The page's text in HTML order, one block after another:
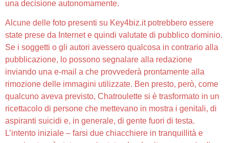
una decisione autonomamente.
Alcune delle foto presenti su Key4biz.it potrebbero essere
state prese da Internet e quindi valutate di pubblico dominio.
Se i soggetti o gli autori avessero qualcosa in contrario alla
pubblicazione, lo possono segnalare alla redazione
inviando una e-mail a che provvederà prontamente alla
rimozione delle immagini utilizzate. Ben presto, però, come
qualcuno aveva previsto, Chatroulette si è trasformato in un
ricettacolo di persone che mettevano in mostra i genitali, di
aspiranti suicidi e, in generale, di gente fuori di testa.
L’intento iniziale – farsi due chiacchiere in tranquillità e